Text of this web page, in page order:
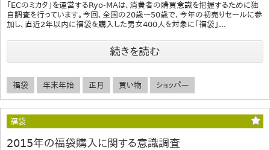
「ECのミカタ」を運営するRyo-MAは、消費者の購買意識を把握するために独
自調査を行っています。今回、全国の20歳～50歳で、今年の初売りセールに参
加し、直近2年以内に福袋を購入した男女400人を対象に「福袋」...
続きを読む
福袋 年末年始 正月 買い物 ショッパー
福袋
2015年の福袋購入に関する意識調査